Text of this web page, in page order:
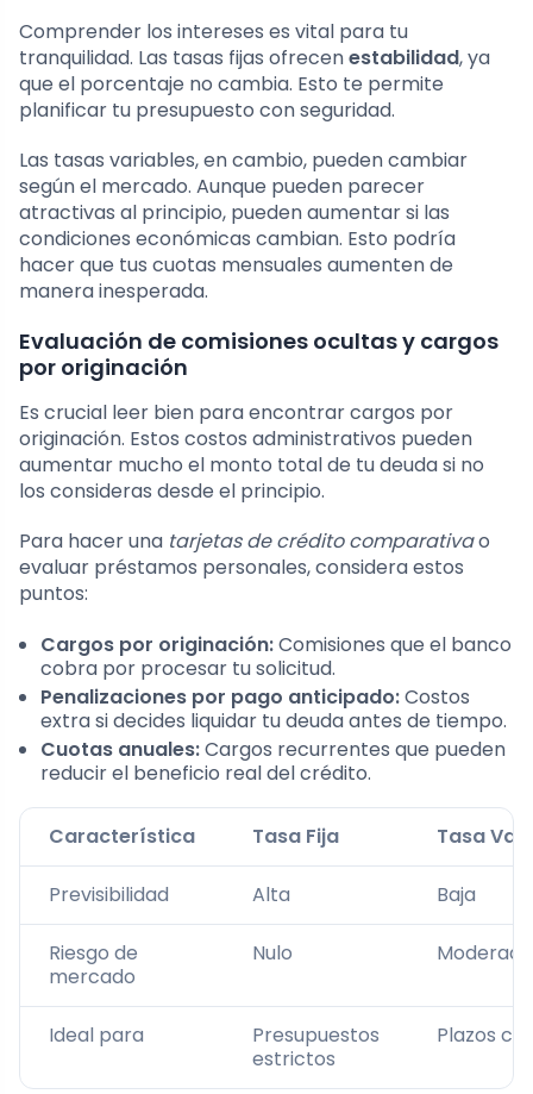
Comprender los intereses es vital para tu
tranquilidad. Las tasas fijas ofrecenestabilidad, ya
que el porcentaje no cambia. Esto te permite
planificar tu presupuesto con seguridad.
Las tasas variables, en cambio, pueden cambiar
según el mercado. Aunque pueden parecer
atractivas al principio, pueden aumentar si las
condiciones económicas cambian. Esto podría
hacer que tus cuotas mensuales aumenten de
manera inesperada.
Evaluación de comisiones ocultas y cargos
por originación
Es crucial leer bien para encontrar cargos por
originación. Estos costos administrativos pueden
aumentar mucho el monto total de tu deuda si no
los consideras desde el principio.
Para hacer una tarjetas de crédito comparativao
evaluar préstamos personales, considera estos
puntos:
Cargos por originación:Comisiones que el banco
cobra por procesar tu solicitud.
Penalizaciones por pago anticipado:Costos
extra si decides liquidar tu deuda antes de tiempo.
Cuotas anuales:Cargos recurrentes que pueden
reducir el beneficio real del crédito.
Característica Tasa Fija Tasa
Previsibilidad Alta Baja
Riesgo de
mercado
Nulo
Ideal para
Presupuestos
estrictos
Plazos